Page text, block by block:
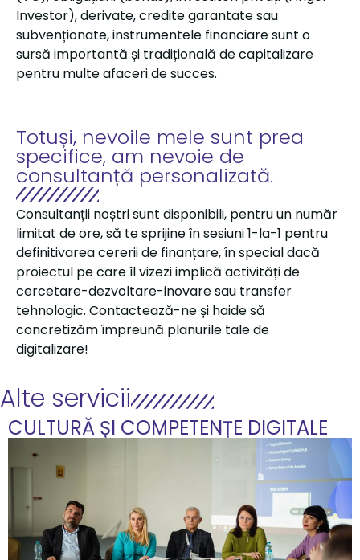
Investor), derivate, credite garantate sau
subvenționate, instrumentele financiare sunt o
sursă importantă și tradițională de capitalizare
pentru multe afaceri de succes.
Totuși, nevoile mele sunt prea
specifice, am nevoie de
consultanță personalizată.
Consultanții noștri sunt disponibili, pentru un număr
limitat de ore, să te sprijine în sesiuni 1-la-1 pentru
definitivarea cererii de finanțare, în special dacă
proiectul pe care îl vizezi implică activități de
cercetare-dezvoltare-inovare sau transfer
tehnologic. Contactează-ne și haide să
concretizăm împreună planurile tale de
digitalizare!
Alte servicii
CULTURĂ ȘI COMPETENȚE DIGITALE